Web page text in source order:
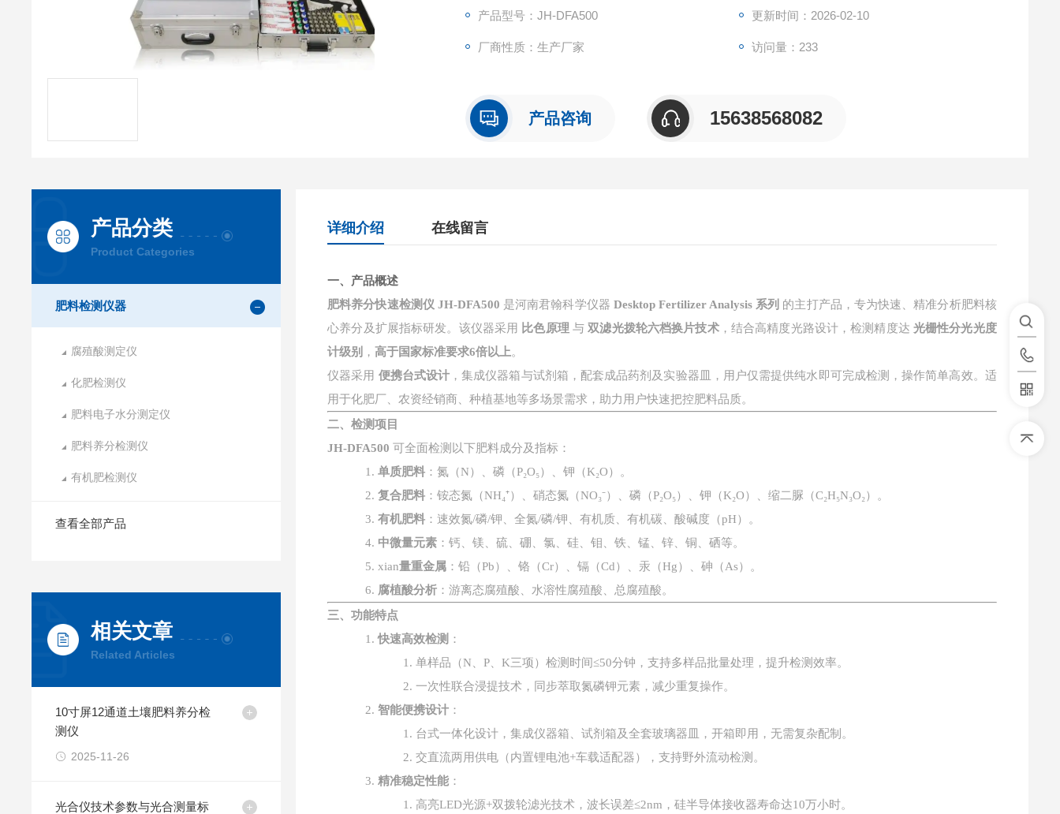
产品型号：JH-DFA500 更新时间：2026-02-10
厂商性质：生产厂家 访问量：233
产品咨询 15638568082
产品分类
Product Categories
肥料检测仪器
腐殖酸测定仪
化肥检测仪
肥料电子水分测定仪
肥料养分检测仪
有机肥检测仪
查看全部产品
相关文章
Related Articles
10寸屏12通道土壤肥料养分检
测仪
2025-11-26
光合仪技术参数与光合测量标
详细介绍 在线留言
一、产品概述
肥料养分快速检测仪 JH-DFA500 是河南君翰科学仪器 Desktop Fertilizer Analysis 系列 的主打产品，专为快速、精准分析肥料核
心养分及扩展指标研发。该仪器采用
比色原理 与 双滤光拨轮六档换片技术，结合高精度光路设计，检测精度达 光栅性分光光度
计级别
，高于国家标准要求6倍以上。
仪器采用 便携台式设计 ，集成仪器箱与试剂箱，配套成品药剂及实验器皿，用户仅需提供纯水即可完成检测，操作简单高效。适
用于化肥厂、农资经销商、种植基地等多场景需求，助力用户快速把控肥料品质。
二、检测项目
JH-DFA500 可全面检测以下肥料成分及指标：
1.单质肥料 ：氮（N）、磷（P₂O₅）、钾（K₂O）。
2.复合肥料 ：铵态氮（NH₄⁺）、硝态氮（NO₃⁻）、磷（P₂O₅）、钾（K₂O）、缩二脲（C₂H₅N₃O₂）。
3.有机肥料 ：速效氮/磷/钾、全氮/磷/钾、有机质、有机碳、酸碱度（pH）。
4. 中微量元素 ：钙、镁、硫、硼、氯、硅、钼、铁、锰、锌、铜、硒等。
5. xian量重金属 ：铅（Pb）、铬（Cr）、镉（Cd）、汞（Hg）、砷（As）。
6. 腐植酸分析 ：游离态腐殖酸、水溶性腐殖酸、总腐殖酸。
三、功能特点
1.快速高效检测 ：
1.单样品（N 、P 、K三项）检测时间≤50分钟，支持多样品批量处理，提升检测效率。
2.一次性联合浸提技术，同步萃取氮磷钾元素，减少重复操作。
2.智能便携设计 ：
1. 台式一体化设计，集成仪器箱、试剂箱及全套玻璃器皿，开箱即用，无需复杂配制。
2.交直流两用供电（内置锂电池+车载适配器），支持野外流动检测。
3.精准稳定性能 ：
1. 高亮LED光源+双拨轮滤光技术，波长误差≤2nm ，硅半导体接收器寿命达10万小时。